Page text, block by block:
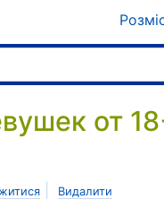
от
Видалити